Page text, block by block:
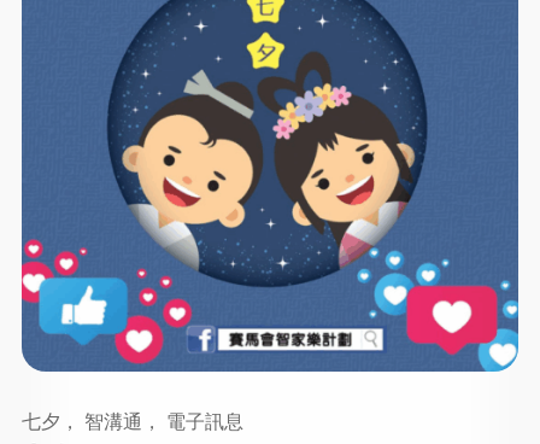
七夕， 智溝通， 電子訊息